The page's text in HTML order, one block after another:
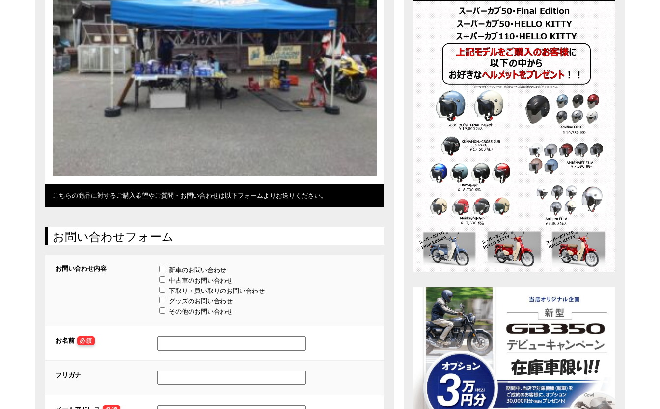
こちらの商品に対するご購入希望やご質問・お問い合わせは以下フォームよりお送りください。
お問い合わせフォーム
お問い合わせ内容
新車のお問い合わせ
中古車のお問い合わせ
下取り・買い取りのお問い合わせ
グッズのお問い合わせ
その他のお問い合わせ
お名前 必須
フリガナ